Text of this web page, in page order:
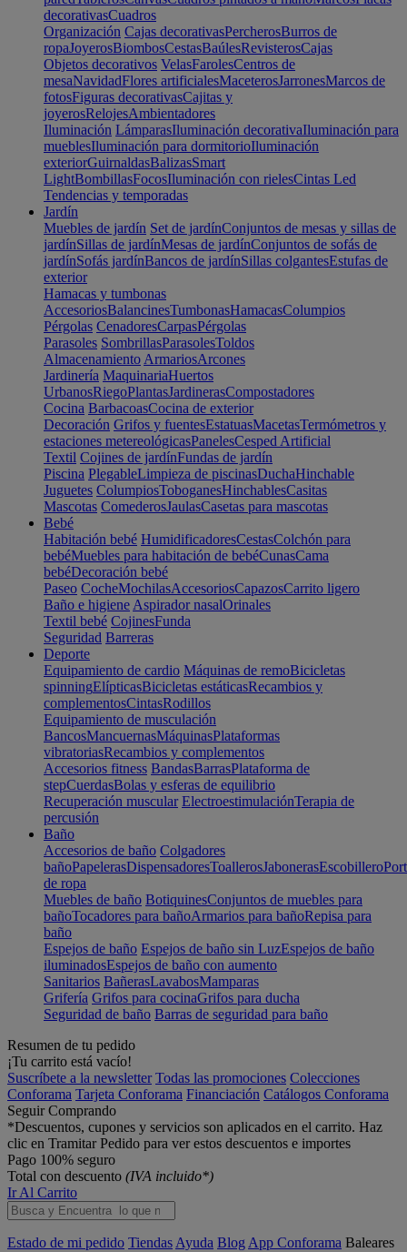
decorativasCuadros
Organización Cajas decorativasPercherosBurros de
ropaJoyerosBiombosCestasBaúlesRevisterosCajas
Objetos decorativos VelasFarolesCentros de
mesaNavidadFlores artificialesMaceterosJarronesMarcos de
fotosFiguras decorativasCajitas y
joyerosRelojesAmbientadores
Iluminación LámparasIluminación decorativaIluminación para
mueblesIluminación para dormitorioIluminación
exteriorGuirnaldasBalizasSmart
LightBombillasFocosIluminación con rielesCintas Led
Tendencias y temporadas
Jardín
Muebles de jardín Set de jardínConjuntos de mesas y sillas de
jardínSillas de jardínMesas de jardínConjuntos de sofás de
jardínSofás jardínBancos de jardínSillas colgantesEstufas de
exterior
Hamacas y tumbonas
AccesoriosBalancinesTumbonasHamacasColumpios
Pérgolas CenadoresCarpasPérgolas
Parasoles SombrillasParasolesToldos
Almacenamiento ArmariosArcones
Jardinería MaquinariaHuertos
UrbanosRiegoPlantasJardinerasCompostadores
Cocina BarbacoasCocina de exterior
Decoración Grifos y fuentesEstatuasMacetasTermómetros y
estaciones metereológicasPanelesCesped Artificial
Textil Cojines de jardínFundas de jardín
Piscina PlegableLimpieza de piscinasDuchaHinchable
Juguetes ColumpiosToboganesHinchablesCasitas
Mascotas ComederosJaulasCasetas para mascotas
Bebé
Habitación bebé HumidificadoresCestasColchón para
bebéMuebles para habitación de bebéCunasCama
bebéDecoración bebé
Paseo CocheMochilasAccesoriosCapazosCarrito ligero
Baño e higiene Aspirador nasalOrinales
Textil bebé CojinesFunda
Seguridad Barreras
Deporte
Equipamiento de cardio Máquinas de remoBicicletas
spinningElípticasBicicletas estáticasRecambios y
complementosCintasRodillos
Equipamiento de musculación
BancosMancuernasMáquinasPlataformas
vibratoriasRecambios y complementos
Accesorios fitness BandasBarrasPlataforma de
stepCuerdasBolas y esferas de equilibrio
Recuperación muscular ElectroestimulaciónTerapia de
percusión
Baño
Accesorios de baño Colgadores
bañoPapelerasDispensadoresToallerosJabonerasEscobillero
de ropa
Muebles de baño BotiquinesConjuntos de muebles para
bañoTocadores para bañoArmarios para bañoRepisa para
baño
Espejos de baño Espejos de baño sin LuzEspejos de baño
iluminadosEspejos de baño con aumento
Sanitarios BañerasLavabosMamparas
Grifería Grifos para cocinaGrifos para ducha
Seguridad de baño Barras de seguridad para baño
Resumen de tu pedido
¡Tu carrito está vacío!
Suscríbete a la newsletter Todas las promociones Colecciones
Conforama Tarjeta Conforama Financiación Catálogos Conforama
Seguir Comprando
*Descuentos, cupones y servicios son aplicados en el carrito. Haz
clic en Tramitar Pedido para ver estos descuentos e importes
Pago 100% seguro
Total con descuento (IVA incluido*)
Ir Al Carrito
Estado de mi pedido Tiendas Ayuda Blog App Conforama Baleares